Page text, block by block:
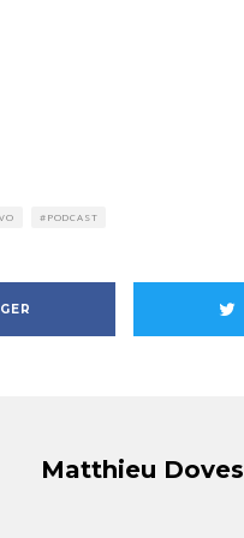
PODCAST
Matthieu Doves